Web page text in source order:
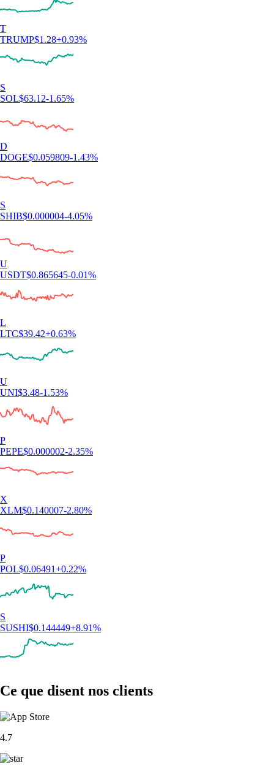
T
TRUMP$1.28+0.93%
S
SOL$63.12-1.65%
D
DOGE$0.059809-1.43%
S
SHIB$0.000004-4.05%
U
USDT$0.865645-0.01%
L
LTC$39.42+0.63%
U
UNI$3.48-1.53%
P
PEPE$0.000002-2.35%
X
XLM$0.140007-2.80%
P
POL$0.06491+0.22%
S
SUSHI$0.144449+8.91%
Ce que disent nos clients
4.7